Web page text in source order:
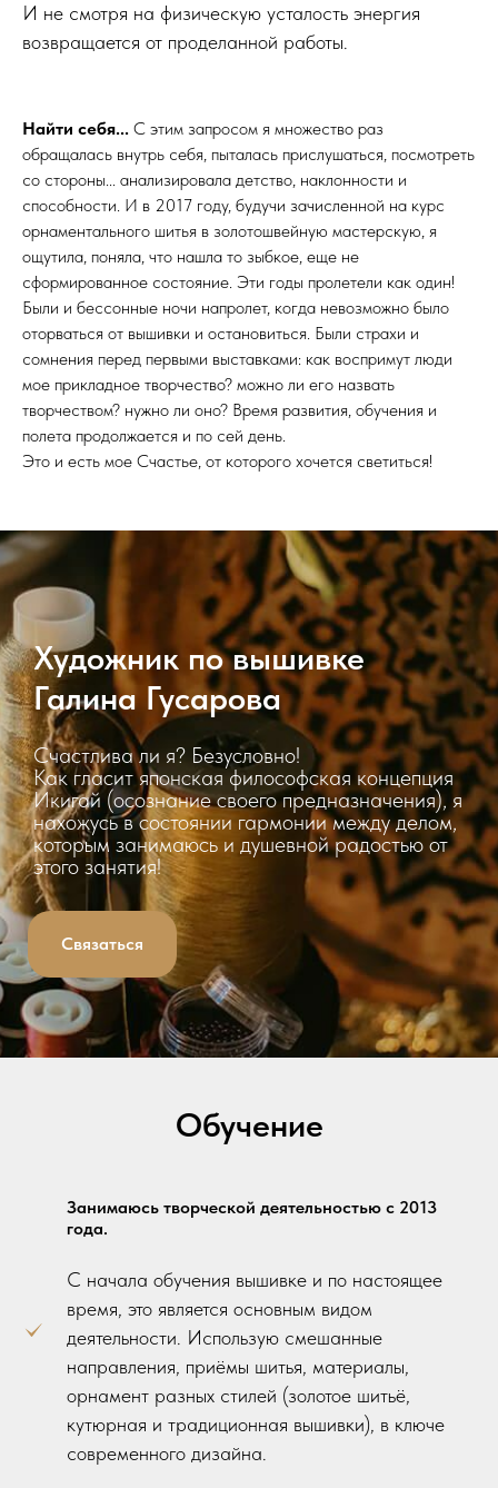
И не смотря на физическую усталость энергия
возвращается от проделанной работы.
Найти себя... С этим запросом я множество раз
обращалась внутрь себя, пыталась прислушаться, посмотреть
со стороны... анализировала детство, наклонности и
способности. И в 2017 году, будучи зачисленной на курс
орнаментального шитья в золотошвейную мастерскую, я
ощутила, поняла, что нашла то зыбкое, еще не
сформированное состояние. Эти годы пролетели как один!
Были и бессонные ночи напролет, когда невозможно было
оторваться от вышивки и остановиться. Были страхи и
сомнения перед первыми выставками: как воспримут люди
мое прикладное творчество? можно ли его назвать
творчеством? нужно ли оно? Время развития, обучения и
полета продолжается и по сей день.
Это и есть мое Счастье, от которого хочется светиться!
Художник по вышивке
Галина Гусарова
Счастлива ли я? Безусловно!
Как гласит японская философская концепция
Икигай (осознание своего предназначения), я
нахожусь в состоянии гармонии между делом,
которым занимаюсь и душевной радостью от
этого занятия!
Связаться
Обучение
Занимаюсь творческой деятельностью с 2013
года.
С начала обучения вышивке и по настоящее
время, это является основным видом
деятельности. Использую смешанные
направления, приёмы шитья, материалы,
орнамент разных стилей (золотое шитьё,
кутюрная и традиционная вышивки), в ключе
современного дизайна.